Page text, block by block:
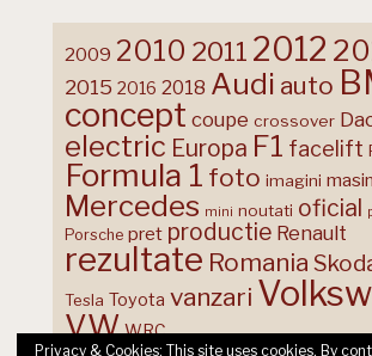
2009 2010 2011 2012
2015 2016 2018 Audi auto
concept coupe crossover
electric Europa F1 facelift
Formula 1 foto imagini
Mercedes mini noutati oficial
Porsche pret productie Renault
rezultate Romania
Tesla Toyota vanzari
VW WRC
Privacy & Cookies: This site uses cookies. By